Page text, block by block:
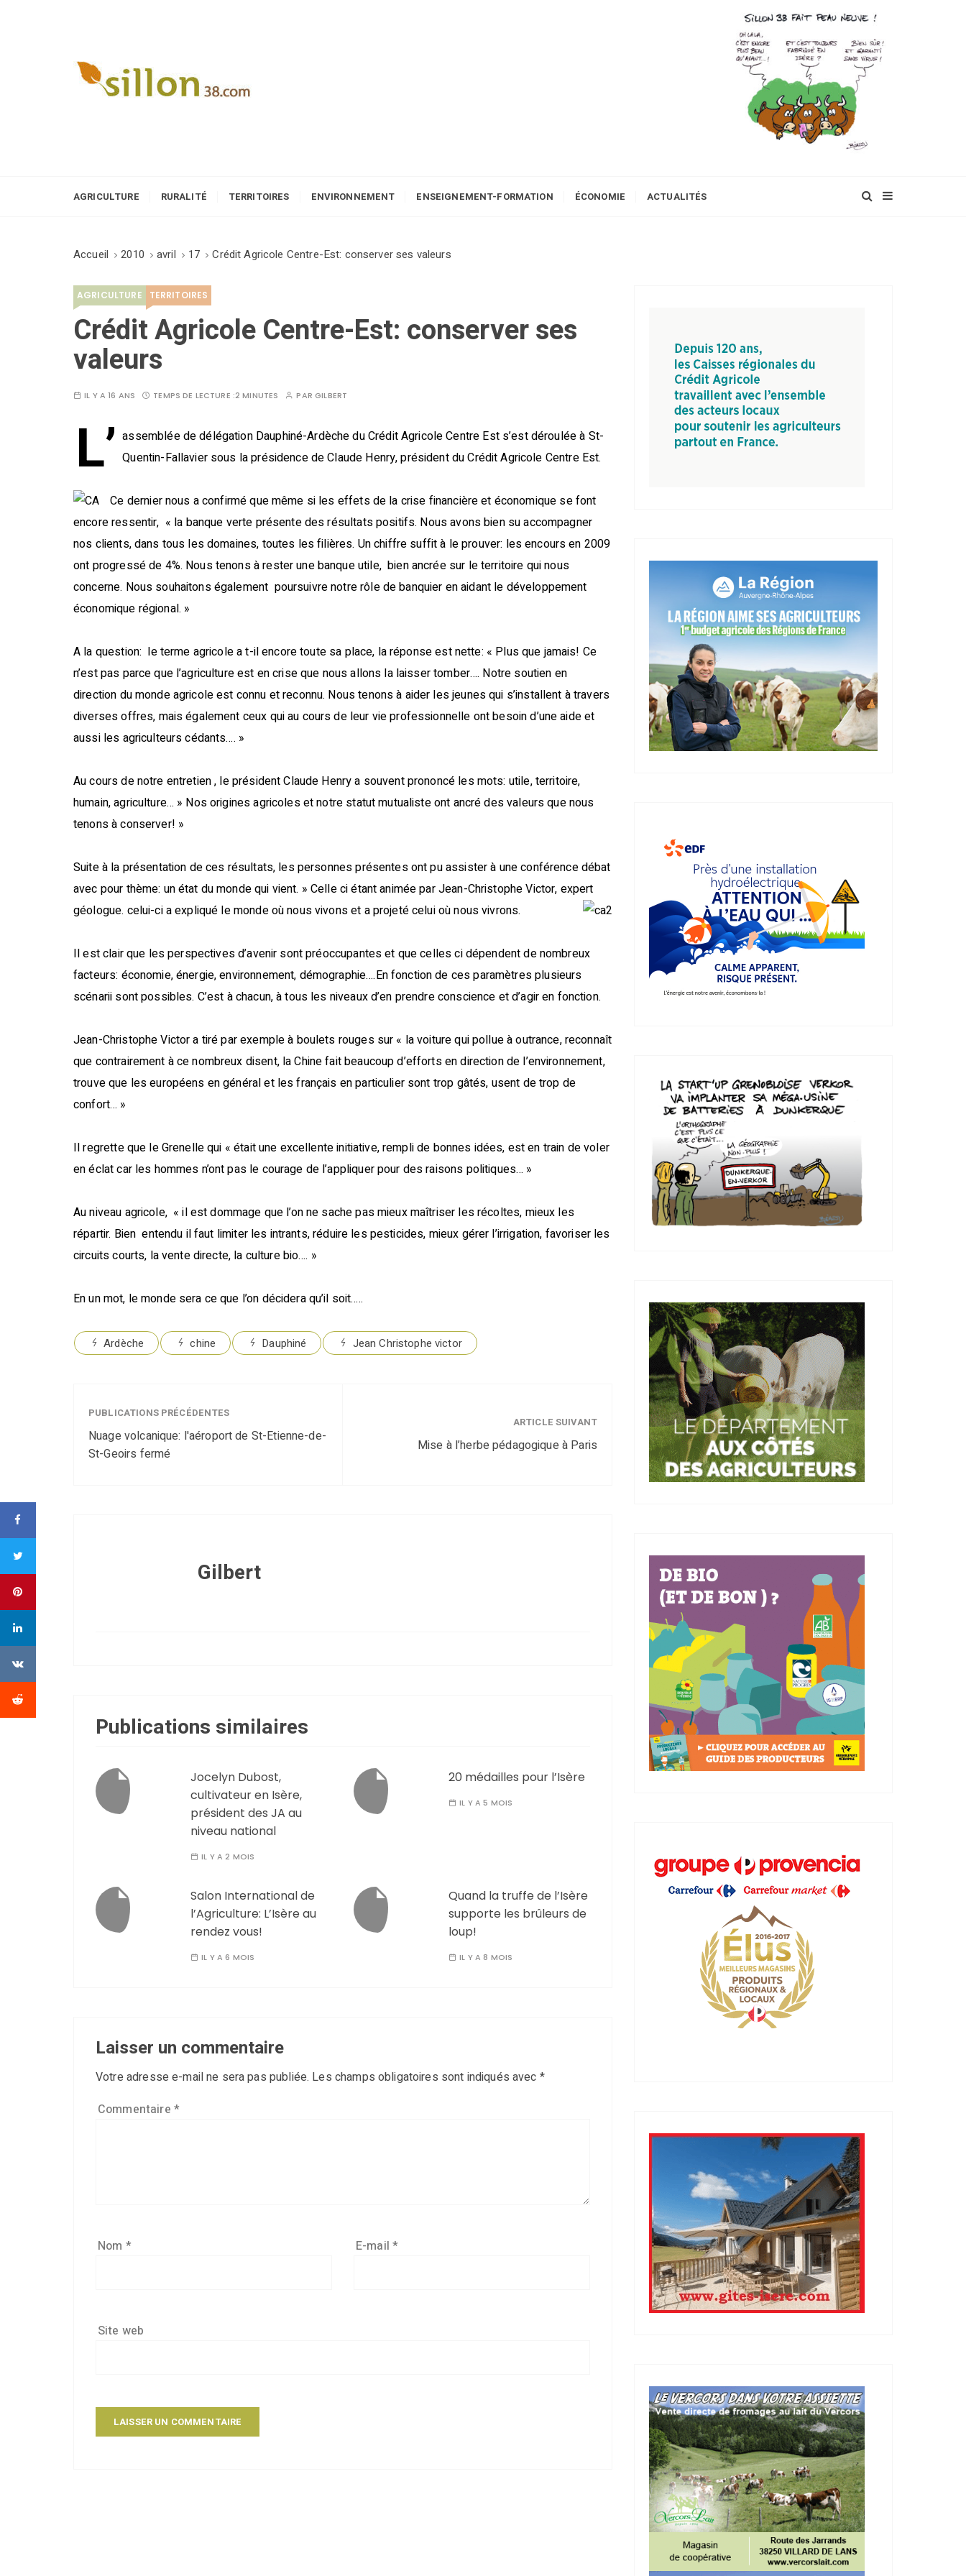
AGRICULTURE RURALITÉ TERRITOIRES ENVIRONNEMENT ENSEIGNEMENT-FORMATION ÉCONOMIE ACTUALITÉS
Accueil 2010 avril 17 Crédit Agricole Centre-Est: conserver ses valeurs
AGRICULTURE TERRITOIRES
Crédit Agricole Centre-Est: conserver ses
valeurs
IL Y A 16 ANS TEMPS DE LECTURE :2 MINUTES PARGILBERT
L’ assemblée de délégation Dauphiné-Ardèche du Crédit Agricole Centre Est s’est déroulée à St-
Quentin-Fallavier sous la présidence de Claude Henry, président du Crédit Agricole Centre Est.
Ce dernier nous a confirmé que même si les effets de la crise financière et économique se font
encore ressentir, « la banque verte présente des résultats positifs. Nous avons bien su accompagner
nos clients, dans tous les domaines, toutes les filières. Un chiffre suffit à le prouver: les encours en 2009
ont progressé de 4%. Nous tenons à rester une banque utile, bien ancrée sur le territoire qui nous
concerne. Nous souhaitons également poursuivre notre rôle de banquier en aidant le développement
économique régional. »
A la question: le terme agricole a t-il encore toute sa place, la réponse est nette: « Plus que jamais! Ce
n’est pas parce que l’agriculture est en crise que nous allons la laisser tomber…. Notre soutien en
direction du monde agricole est connu et reconnu. Nous tenons à aider les jeunes qui s’installent à travers
diverses offres, mais également ceux qui au cours de leur vie professionnelle ont besoin d’une aide et
aussi les agriculteurs cédants…. »
Au cours de notre entretien , le président Claude Henry a souvent prononcé les mots: utile, territoire,
humain, agriculture… » Nos origines agricoles et notre statut mutualiste ont ancré des valeurs que nous
tenons à conserver! »
Suite à la présentation de ces résultats, les personnes présentes ont pu assister à une conférence débat
avec pour thème: un état du monde qui vient. » Celle ci étant animée par Jean-Christophe Victor, expert
géologue. celui-ci a expliqué le monde où nous vivons et a projeté celui où nous vivrons.
Il est clair que les perspectives d’avenir sont préoccupantes et que celles ci dépendent de nombreux
facteurs: économie, énergie, environnement, démographie….En fonction de ces paramètres plusieurs
scénarii sont possibles. C’est à chacun, à tous les niveaux d’en prendre conscience et d’agir en fonction.
Jean-Christophe Victor a tiré par exemple à boulets rouges sur « la voiture qui pollue à outrance, reconnaît
que contrairement à ce nombreux disent, la Chine fait beaucoup d’efforts en direction de l’environnement,
trouve que les européens en général et les français en particulier sont trop gâtés, usent de trop de
confort… »
Il regrette que le Grenelle qui « était une excellente initiative, rempli de bonnes idées, est en train de voler
en éclat car les hommes n’ont pas le courage de l’appliquer pour des raisons politiques… »
Au niveau agricole, « il est dommage que l’on ne sache pas mieux maîtriser les récoltes, mieux les
répartir. Bien entendu il faut limiter les intrants, réduire les pesticides, mieux gérer l’irrigation, favoriser les
circuits courts, la vente directe, la culture bio…. »
En un mot, le monde sera ce que l’on décidera qu’il soit…..
Ardèche chine Dauphiné Jean Christophe victor
PUBLICATIONS PRÉCÉDENTES
Nuage volcanique: l'aéroport de St-Etienne-de-
St-Geoirs fermé
ARTICLE SUIVANT
Mise à l’herbe pédagogique à Paris
Gilbert
Publications similaires
Jocelyn Dubost,
cultivateur en Isère,
président des JA au
niveau national
IL Y A 2 MOIS
20 médailles pour l’Isère
IL Y A 5 MOIS
Salon International de
l’Agriculture: L’Isère au
rendez vous!
IL Y A 6 MOIS
Quand la truffe de l’Isère
supporte les brûleurs de
loup!
IL Y A 8 MOIS
Laisser un commentaire
Votre adresse e-mail ne sera pas publiée. Les champs obligatoires sont indiqués avec *
Commentaire *
Nom * E-mail*
Site web